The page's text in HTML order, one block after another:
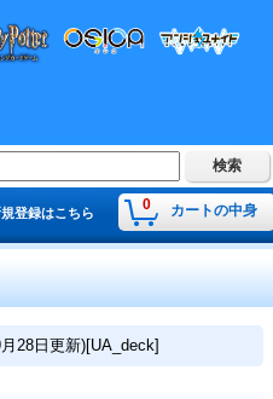
0 カートの中身
登録はこちら
28日更新)[UA_deck]